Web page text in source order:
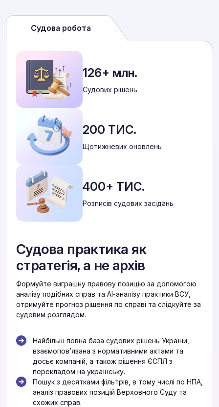
Судова робота
126+ млн.
Cудових рішень
200 ТИС.
Щотижневих оновлень
400+ ТИС.
Розписів судових засідань
Судова практика як
стратегія, а не архів
Формуйте виграшну правову позицію за допомогою
аналізу подібних справ та АІ-аналізу практики ВСУ,
отримуйте прогноз рішення по справі та слідкуйте за
судовим розглядом.
Найбільш повна база судових рішень України,
взаємоповʼязана з нормативними актами та
досьє компаній, а також рішення ЄСПЛ з
перекладом на українську.
Пошук з десятками фільтрів, в тому числі по НПА,
аналіз правових позицій Верховного Суду та
схожих справ.